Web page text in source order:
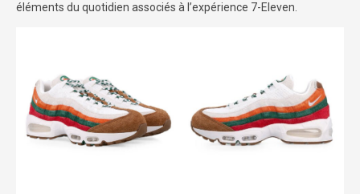
éléments du quotidien associés à l’expérience 7-Eleven.